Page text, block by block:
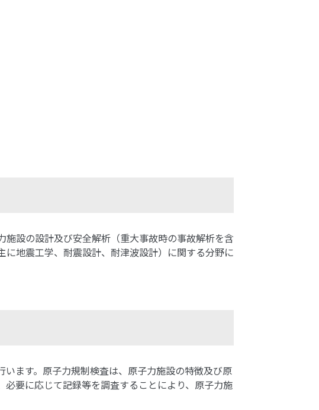
設の設計及び安全解析（重大事故時の事故解析を含
地震工学、耐震設計、耐津波設計）に関する分野に
ます。原子力規制検査は、原子力施設の特徴及び原
要に応じて記録等を調査することにより、原子力施